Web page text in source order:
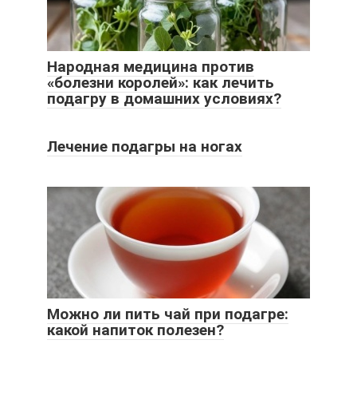
Народная медицина против
«болезни королей»: как лечить
подагру в домашних условиях?
Лечение подагры на ногах
Можно ли пить чай при подагре:
какой напиток полезен?